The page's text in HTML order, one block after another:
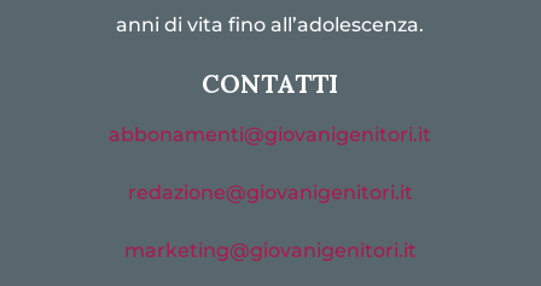
anni di vita fino all’adolescenza.
CONTATTI
abbonamenti@giovanigenitori.it
redazione@giovanigenitori.it
marketing@giovanigenitori.it